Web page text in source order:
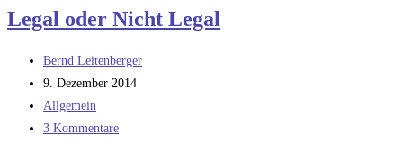
Legal oder Nicht Legal
Beitrags-
Autor:
Bernd Leitenberger
Beitrag
veröffentlicht:
9. Dezember 2014
Beitrags-
Kategorie:
Allgemein
Beitrags-
3 Kommentare